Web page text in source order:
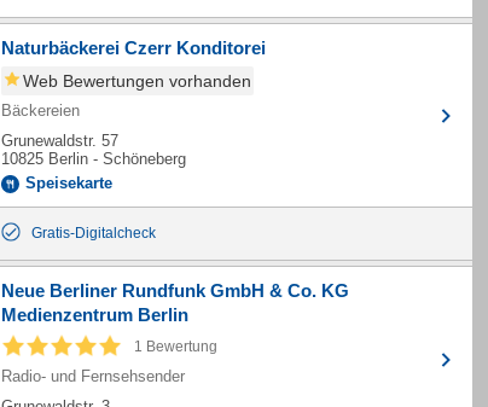
Naturbäckerei Czerr Konditorei
Web Bewertungen vorhanden
Bäckereien
Grunewaldstr. 57
10825 Berlin - Schöneberg
Speisekarte
Gratis-Digitalcheck
Neue Berliner Rundfunk GmbH & Co. KG
Medienzentrum Berlin
1 Bewertung
Radio- und Fernsehsender